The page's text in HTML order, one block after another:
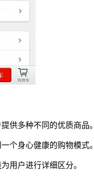
供多种不同的优质商品。
个身心健康的购物模式。
用户进行详细区分。